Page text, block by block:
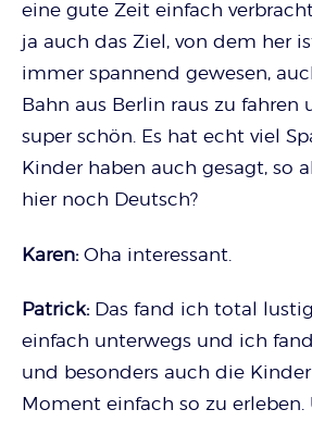
eine gute Zeit einfach
ja auch das Ziel, von dem her
immer spannend gewesen,
Bahn aus Berlin raus zu fahren
super schön. Es hat echt viel
Kinder haben auch gesagt, so
hier noch Deutsch?
Karen: Oha interessant.
Patrick: Das fand ich total
einfach unterwegs und ich
und besonders auch die
Moment einfach so zu